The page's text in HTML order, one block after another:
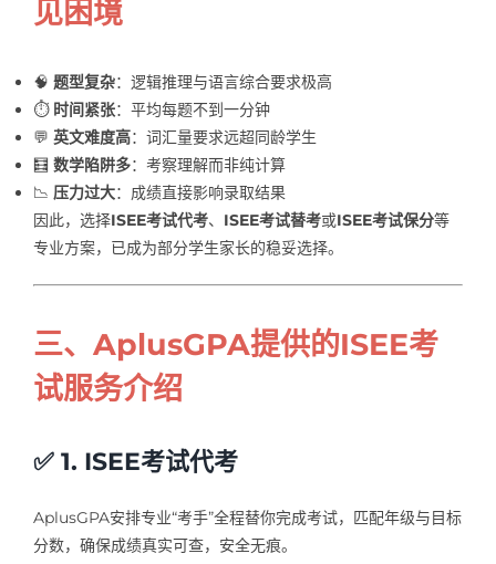
见困境
🧠 题型复杂：逻辑推理与语言综合要求极高
⏱️ 时间紧张：平均每题不到一分钟
💬 英文难度高：词汇量要求远超同龄学生
🧮 数学陷阱多：考察理解而非纯计算
📉 压力过大：成绩直接影响录取结果
因此，选择ISEE考试代考、 ISEE考试替考或ISEE考试保分等
专业方案，已成为部分学生家长的稳妥选择。
三、AplusGPA提供的ISEE考
试服务介绍
✅ 1. ISEE考试代考
AplusGPA安排专业“考手”全程替你完成考试，匹配年级与目标
分数，确保成绩真实可查，安全无痕。